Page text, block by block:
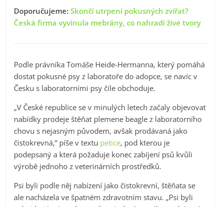
Doporučujeme:Skončí utrpení pokusných zvířat?
Česká firma vyvinula mebrány, co nahradí živé tvory
Podle právníka Tomáše Heide-Hermanna, který pomáhá
dostat pokusné psy z laboratoře do adopce, se navíc v
Česku s laboratorními psy čile obchoduje.
„V České republice se v minulých letech začaly objevovat
nabídky prodeje štěňat plemene beagle z laboratorního
chovu s nejasným původem, avšak prodávaná jako
čistokrevná,“ píše v textu petice, pod kterou je
podepsaný a která požaduje konec zabíjení psů kvůli
výrobě jednoho z veterinárních prostředků.
Psi byli podle něj nabízení jako čistokrevní, štěňata se
ale nacházela ve špatném zdravotním stavu. „Psi byli